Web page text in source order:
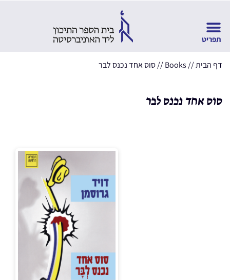
דף הבית//
Books
//סוס אחד נכנס לבר
סוס אחד נכנס לבר